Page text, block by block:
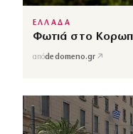
ΕΛΛΑΔΑ
Φωτιά στο
απόdedomeno.gr ↗